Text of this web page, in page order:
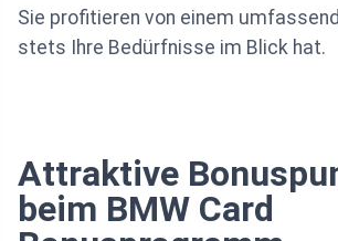
Sie profitieren von einem
stets Ihre Bedürfnisse im Blick hat.
Attraktive
beim BMW Card